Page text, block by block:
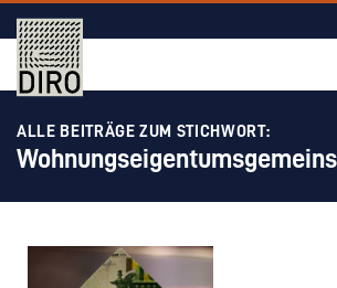
ALLE BEITRÄGE ZUM STICHWORT: